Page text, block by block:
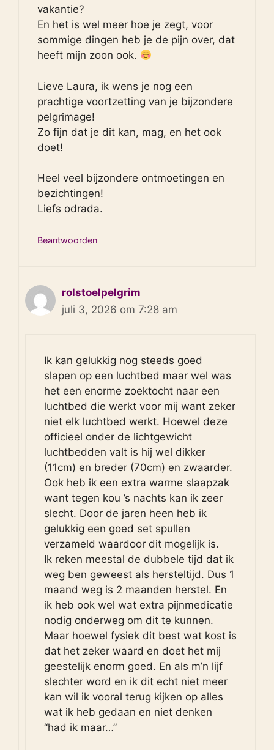
vakantie?
En het is wel meer hoe je zegt, voor
sommige dingen heb je de pijn over, dat
heeft mijn zoon ook.
Lieve Laura, ik wens je nog een
prachtige voortzetting van je bijzondere
pelgrimage!
Zo fijn dat je dit kan, mag, en het ook
doet!
Heel veel bijzondere ontmoetingen en
bezichtingen!
Liefs odrada.
Beantwoorden
rolstoelpelgrim
juli 3, 2026 om 7:28 am
Ik kan gelukkig nog steeds goed
slapen op een luchtbed maar wel was
het een enorme zoektocht naar een
luchtbed die werkt voor mij want zeker
niet elk luchtbed werkt. Hoewel deze
officieel onder de lichtgewicht
luchtbedden valt is hij wel dikker
(11cm) en breder (70cm) en zwaarder.
Ook heb ik een extra warme slaapzak
want tegen kou ’s nachts kan ik zeer
slecht. Door de jaren heen heb ik
gelukkig een goed set spullen
verzameld waardoor dit mogelijk is.
Ik reken meestal de dubbele tijd dat ik
weg ben geweest als hersteltijd. Dus 1
maand weg is 2 maanden herstel. En
ik heb ook wel wat extra pijnmedicatie
nodig onderweg om dit te kunnen.
Maar hoewel fysiek dit best wat kost is
dat het zeker waard en doet het mij
geestelijk enorm goed. En als m’n lijf
slechter word en ik dit echt niet meer
kan wil ik vooral terug kijken op alles
wat ik heb gedaan en niet denken
“had ik maar…”